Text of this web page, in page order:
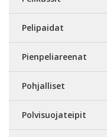
Pelipaidat
Pienpeliareenat
Pohjalliset
Polvisuojateipit